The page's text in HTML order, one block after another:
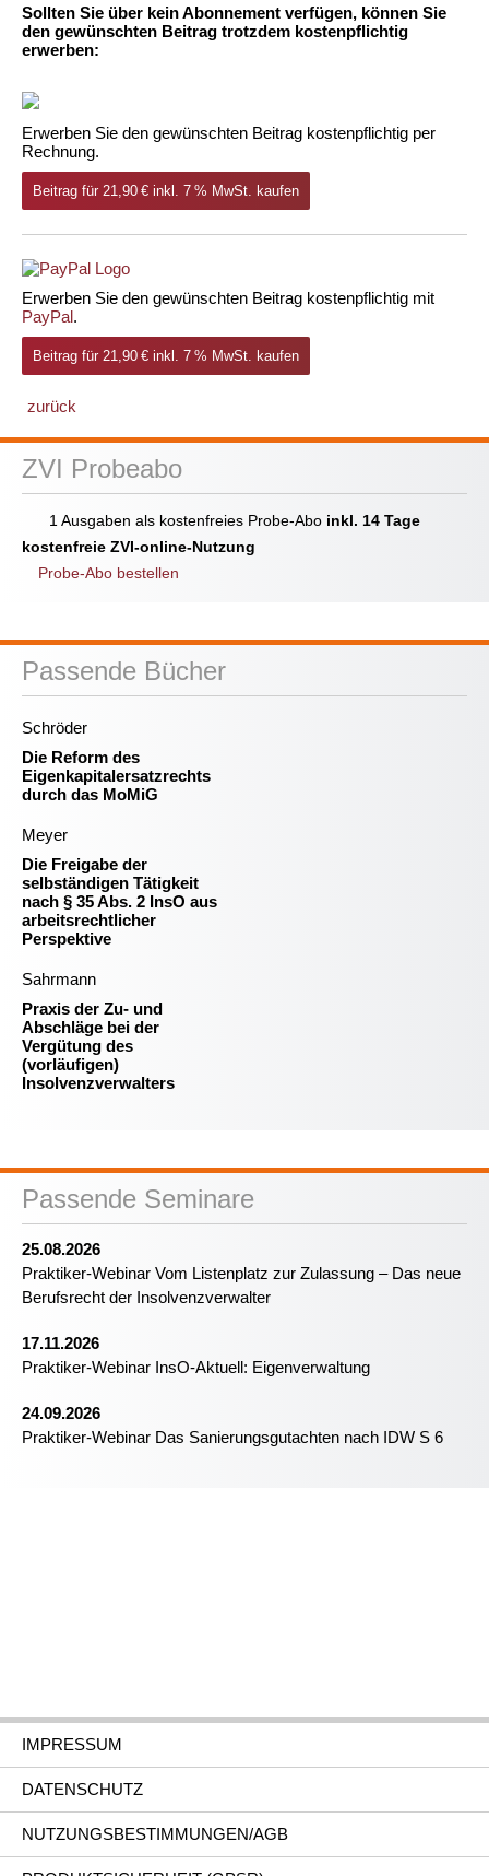
Sollten Sie über kein Abonnement verfügen, können Sie
den gewünschten Beitrag trotzdem kostenpflichtig
erwerben:
Erwerben Sie den gewünschten Beitrag kostenpflichtig per
Rechnung.
Beitrag für 21,90 € inkl. 7 % MwSt. kaufen
Erwerben Sie den gewünschten Beitrag kostenpflichtig mit
PayPal.
Beitrag für 21,90 € inkl. 7 % MwSt. kaufen
zurück
ZVI Probeabo
1 Ausgaben als kostenfreies Probe-Abo inkl. 14 Tage
kostenfreie ZVI-online-Nutzung
Probe-Abo bestellen
Passende Bücher
Schröder
Die Reform des
Eigenkapitalersatzrechts
durch das MoMiG
Meyer
Die Freigabe der
selbständigen Tätigkeit
nach § 35 Abs. 2 InsO aus
arbeitsrechtlicher
Perspektive
Sahrmann
Praxis der Zu- und
Abschläge bei der
Vergütung des
(vorläufigen)
Insolvenzverwalters
Passende Seminare
25.08.2026
Praktiker-Webinar Vom Listenplatz zur Zulassung – Das neue
Berufsrecht der Insolvenzverwalter
17.11.2026
Praktiker-Webinar InsO-Aktuell: Eigenverwaltung
24.09.2026
Praktiker-Webinar Das Sanierungsgutachten nach IDW S 6
IMPRESSUM
DATENSCHUTZ
NUTZUNGSBESTIMMUNGEN/AGB